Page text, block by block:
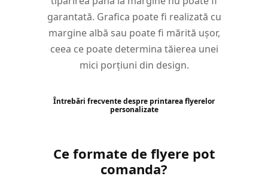
garantată. Grafica poate fi realizată cu
margine albă sau poate fi mărită ușor,
ceea ce poate determina tăierea unei
mici porțiuni din design.
Întrebări frecvente despre printarea flyerelor
personalizate
Ce formate de flyere pot
comanda?